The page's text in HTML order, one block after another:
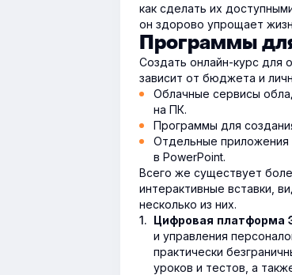
как сделать их
он здорово упрощает
Программы
Создать онлайн-курс для
зависит от бюджета и
Облачные сервисы
на ПК.
Программы для
Отдельные
в PowerPoint.
Всего же существует
интерактивные вставки,
несколько из них.
Цифровая платформа
и управления
практически
уроков и тестов, а